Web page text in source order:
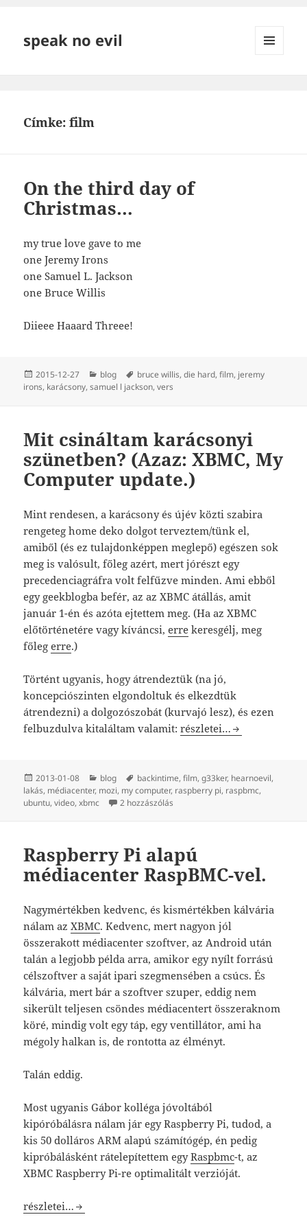
speak no evil
Címke:film
On the third day of
Christmas…
my true love gave to me
one Jeremy Irons
one Samuel L. Jackson
one Bruce Willis
Diieee Haaard Threee!
Közzétéve
2015-12-27 Kategória
blog Címke
bruce willis,die hard,film, jeremy
irons, karácsony,samuel l jackson,vers
Mit csináltam karácsonyi
szünetben? (Azaz: XBMC, My
Computer update.)
Mint rendesen, a karácsony és újév közti szabira
rengeteg home deko dolgot terveztem/tünk el,
amiből (és ez tulajdonképpen meglepő) egészen sok
meg is valósult, főleg azért, mert jórészt egy
precedenciagráfra volt felfűzve minden. Ami ebből
egy geekblogba befér, az az XBMC átállás, amit
január 1-én és azóta ejtettem meg. (Ha az XBMC
előtörténetére vagy kíváncsi,erre keresgélj, meg
főlegerre.)
Történt ugyanis, hogy átrendeztük (na jó,
koncepciószinten elgondoltuk és elkezdtük
átrendezni) a dolgozószobát (kurvajó lesz), és ezen
felbuzdulva kitaláltam valamit:Mit csináltam karácsonyi
részletei…
Közzétéve
2013-01-08 Kategória
blog Címke
backintime,film,g33ker, hearnoevil,
lakás, médiacenter, mozi, my computer, raspberry pi, raspbmc,
ubuntu,video,xbmc 2 hozzászólás
Raspberry Pi alapú
médiacenter RaspBMC-vel.
Nagymértékben kedvenc, és kismértékben kálvária
nálam azXBMC. Kedvenc, mert nagyon jól
összerakott médiacenter szoftver, az Android után
talán a legjobb példa arra, amikor egy nyílt forrású
célszoftver a saját ipari szegmensében a csúcs. És
kálvária, mert bár a szoftver szuper, eddig nem
sikerült teljesen csöndes médiacentert összeraknom
köré, mindig volt egy táp, egy ventillátor, ami ha
mégoly halkan is, de rontotta az élményt.
Talán eddig.
Most ugyanis Gábor kolléga jóvoltából
kipóróbálásra nálam jár egy Raspberry Pi, tudod, a
kis 50 dolláros ARM alapú számítógép, én pedig
kipróbálásként rátelepítettem egyRaspbmc-t, az
XBMC Raspberry Pi-re optimalitált verzióját.
Raspberry Pi alapú médiacenter RaspBMC-vel.
részletei…